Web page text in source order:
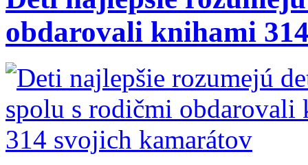
obdarovali knihami